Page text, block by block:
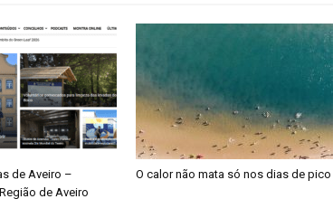
de Aveiro –
de Aveiro
O calor não mata só nos dias de pico